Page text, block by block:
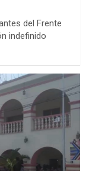
del Frente
indefinido